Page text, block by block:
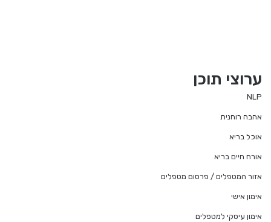
ערוצי תוכן
NLP
אהבה רוחנית
אוכל בריא
אורח חיים בריא
אזור המטפלים / פרסום מטפלים
אימון אישי
אימון עיסקי למטפלים